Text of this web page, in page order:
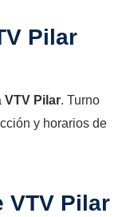
Pilar
VTV Pilar. Turno
y horarios de
VTV Pilar